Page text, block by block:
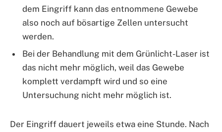
dem Eingriff kann das entnommene Gewebe
also noch auf bösartige Zellen untersucht
werden.
Bei der Behandlung mit dem Grünlicht-Laser ist
das nicht mehr möglich, weil das Gewebe
komplett verdampft wird und so eine
Untersuchung nicht mehr möglich ist.
Der Eingriff dauert jeweils etwa eine Stunde. Nach